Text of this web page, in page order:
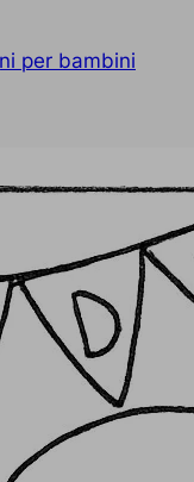
per bambini